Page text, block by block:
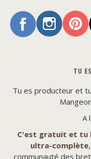
TU
Tu es producteur et
A
C'est gratuit et tu
ultra-complète
communauté des